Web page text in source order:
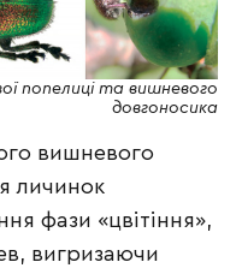
попелиці та вишневого
довгоносика
вишневого
личинок
фази «цвітіння»,
вигризаючи